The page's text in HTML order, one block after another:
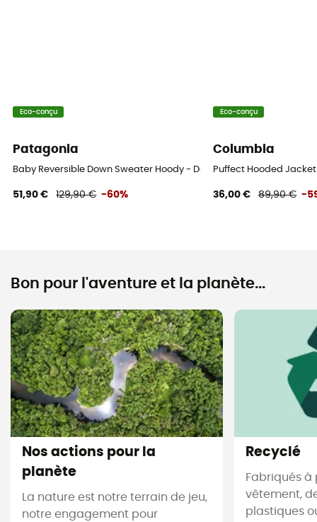
Eco-conçu
Patagonia
Baby Reversible Down Sweater Hoody - Doudoune enfant
51,90 € 129,90 € -60%
Eco-conçu
Columbia
Puffect Hooded
36,00 € 89,90 € -
Bon pour l'aventure et la planète...
Nos actions pour la
planète
La nature est notre terrain de jeu,
notre engagement pour
Recyclé
Fabriqués à
vêtement,
plastiques